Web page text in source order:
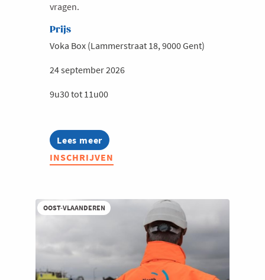
vragen.
Prijs
Voka Box (Lammerstraat 18, 9000 Gent)
24 september 2026
9u30 tot 11u00
Lees meer
about
Infosessie
Talentmissie
INSCHRIJVEN
OOST-VLAANDEREN